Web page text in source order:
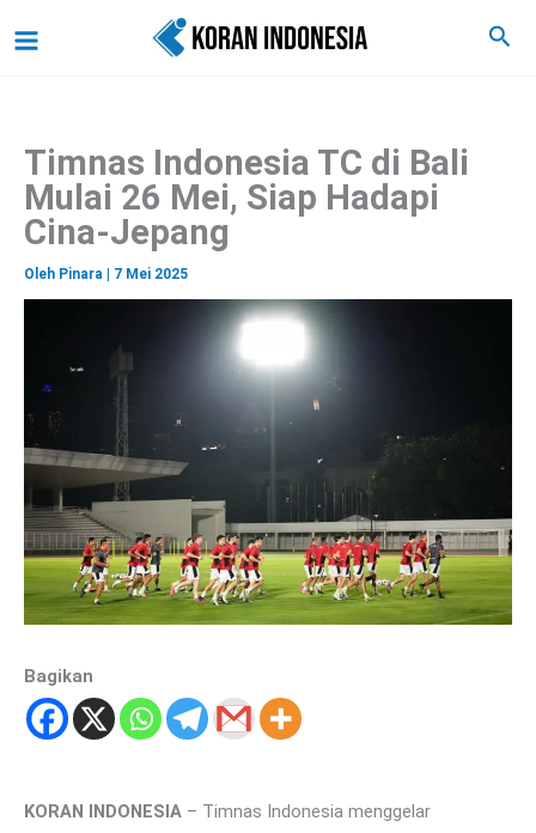
ke
Cari
Timnas Indonesia TC di Bali
Mulai 26 Mei, Siap Hadapi
Cina-Jepang
Oleh Pinara 7 Mei 2025
Bagikan
KORAN INDONESIA – Timnas Indonesia menggelar
a